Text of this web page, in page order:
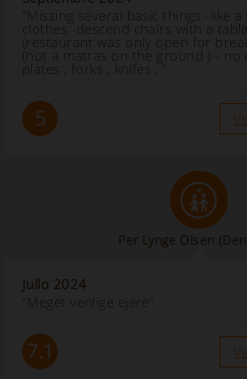
“Missing several basic things -like
clothes -descend chairs with a
(restaurant was only open for
(not a matras on the ground ) - no
plates , forks , knifes , ”
5
Per Lynge Olsen
Jullo 2024
“Meget venlige ejere”
7.1